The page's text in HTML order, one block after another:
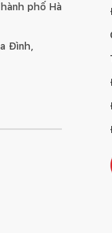
đa năng, khi
để làm việc vô cùng
dưới là những
là sự lựa chọn
phố Hà
Đình,